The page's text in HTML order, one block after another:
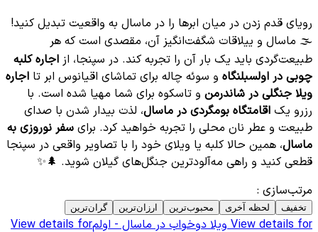
رویای قدم زدن در میان ابرها را در ماسال به واقعیت تبدیل کنید!
🌫️ ماسال و ییلاقات شگفت‌انگیز آن، مقصدی است که هر
طبیعت‌گردی باید یک بار آن را تجربه کند. در سپنجا، از اجاره کلبه
چوبی در اولسبلنگاه و سوئه چاله برای تماشای اقیانوس ابر تا اجاره
ویلا جنگلی در شاندرمن و تاسکوه برای شما مهیا شده است. با
رزرو یک اقامتگاه بومگردی در ماسال، لذت بیدار شدن با صدای
طبیعت و عطر نان محلی را تجربه خواهید کرد. برای سفر نوروزی به
ماسال، همین حالا کلبه یا ویلای خود را با تصاویر واقعی در سپنجا
قطعی کنید و راهی مه‌آلودترین جنگل‌های گیلان شوید. 🌲✨
مرتب‌سازی :
تخفیف لحظه آخری محبوب‌ترین ارزان‌ترین گران‌ترین
View details for ویلا دوخواب در ماسال - اولمView details for